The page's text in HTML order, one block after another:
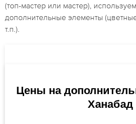
(топ-мастер или мастер),
дополнительные элементы
т.п.).
Цены на
Ханабад